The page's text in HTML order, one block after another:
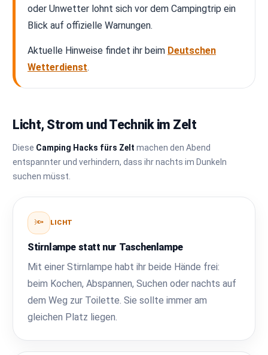
oder Unwetter lohnt sich vor dem Campingtrip ein
Blick auf offizielle Warnungen.
Aktuelle Hinweise findet ihr beim Deutschen
Wetterdienst.
Licht, Strom und Technik im Zelt
Diese Camping Hacks fürs Zelt machen den Abend
entspannter und verhindern, dass ihr nachts im Dunkeln
suchen müsst.
🔦 LICHT
Stirnlampe statt nur Taschenlampe
Mit einer Stirnlampe habt ihr beide Hände frei:
beim Kochen, Abspannen, Suchen oder nachts auf
dem Weg zur Toilette. Sie sollte immer am
gleichen Platz liegen.